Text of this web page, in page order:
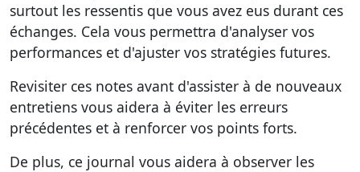
surtout les ressentis que vous avez eus durant ces
échanges. Cela vous permettra d'analyser vos
performances et d'ajuster vos stratégies futures.
Revisiter ces notes avant d'assister à de nouveaux
entretiens vous aidera à éviter les erreurs
précédentes et à renforcer vos points forts.
De plus, ce journal vous aidera à observer les